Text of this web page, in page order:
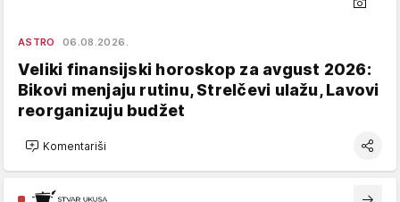
ASTRO 06.08.2026.
Veliki finansijski horoskop za avgust 2026:
Bikovi menjaju rutinu, Strelčevi ulažu, Lavovi
reorganizuju budžet
Komentariši